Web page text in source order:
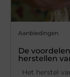
Aanbiedingen
De
herstellen
Het herstel